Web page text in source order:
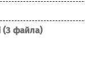
(3 файла)